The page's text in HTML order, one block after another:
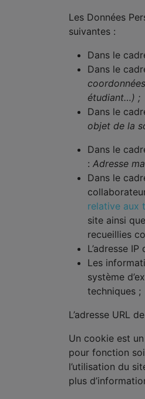
Les Données
suivantes :
Dans le
Dans le
étudiant…) ;
Dans le
objet de la
Dans le
: Adresse
Dans le
relative aux
site ainsi
recueillies
L’adresse
Les
système
techniques ;
L’adresse URL
Un cookie est
pour fonction
l’utilisation du
plus